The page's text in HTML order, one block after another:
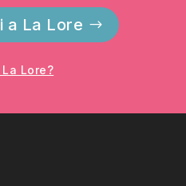
a La Lore
Lore?